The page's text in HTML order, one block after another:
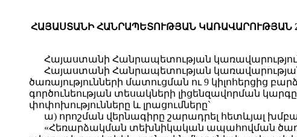
ՀԱՅԱՍՏԱՆԻ ՀԱՆՐԱՊԵՏՈՒԹՅԱՆ ԿԱՌԱՎԱՐՈՒԹՅԱՆ
Հայաստանի Հանրապետության
Հայաստանի Հանրապետության
ծառայությունների մատուցման ու 9 կիլոհերցից
գործունեության տեսակների լիցենզավորման
փոփոխությունները և լրացումները`
ա) որոշման վերնագիրը շարադրել հետևյալ
«Հեռարձակման տեխնիկական ապահովման